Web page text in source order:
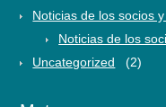
Noticias de los socios
Noticias de los
Uncategorized
(2)